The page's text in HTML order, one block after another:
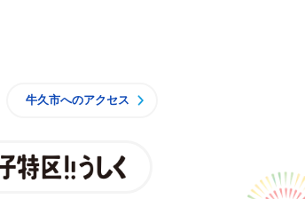
牛久市へのアクセス